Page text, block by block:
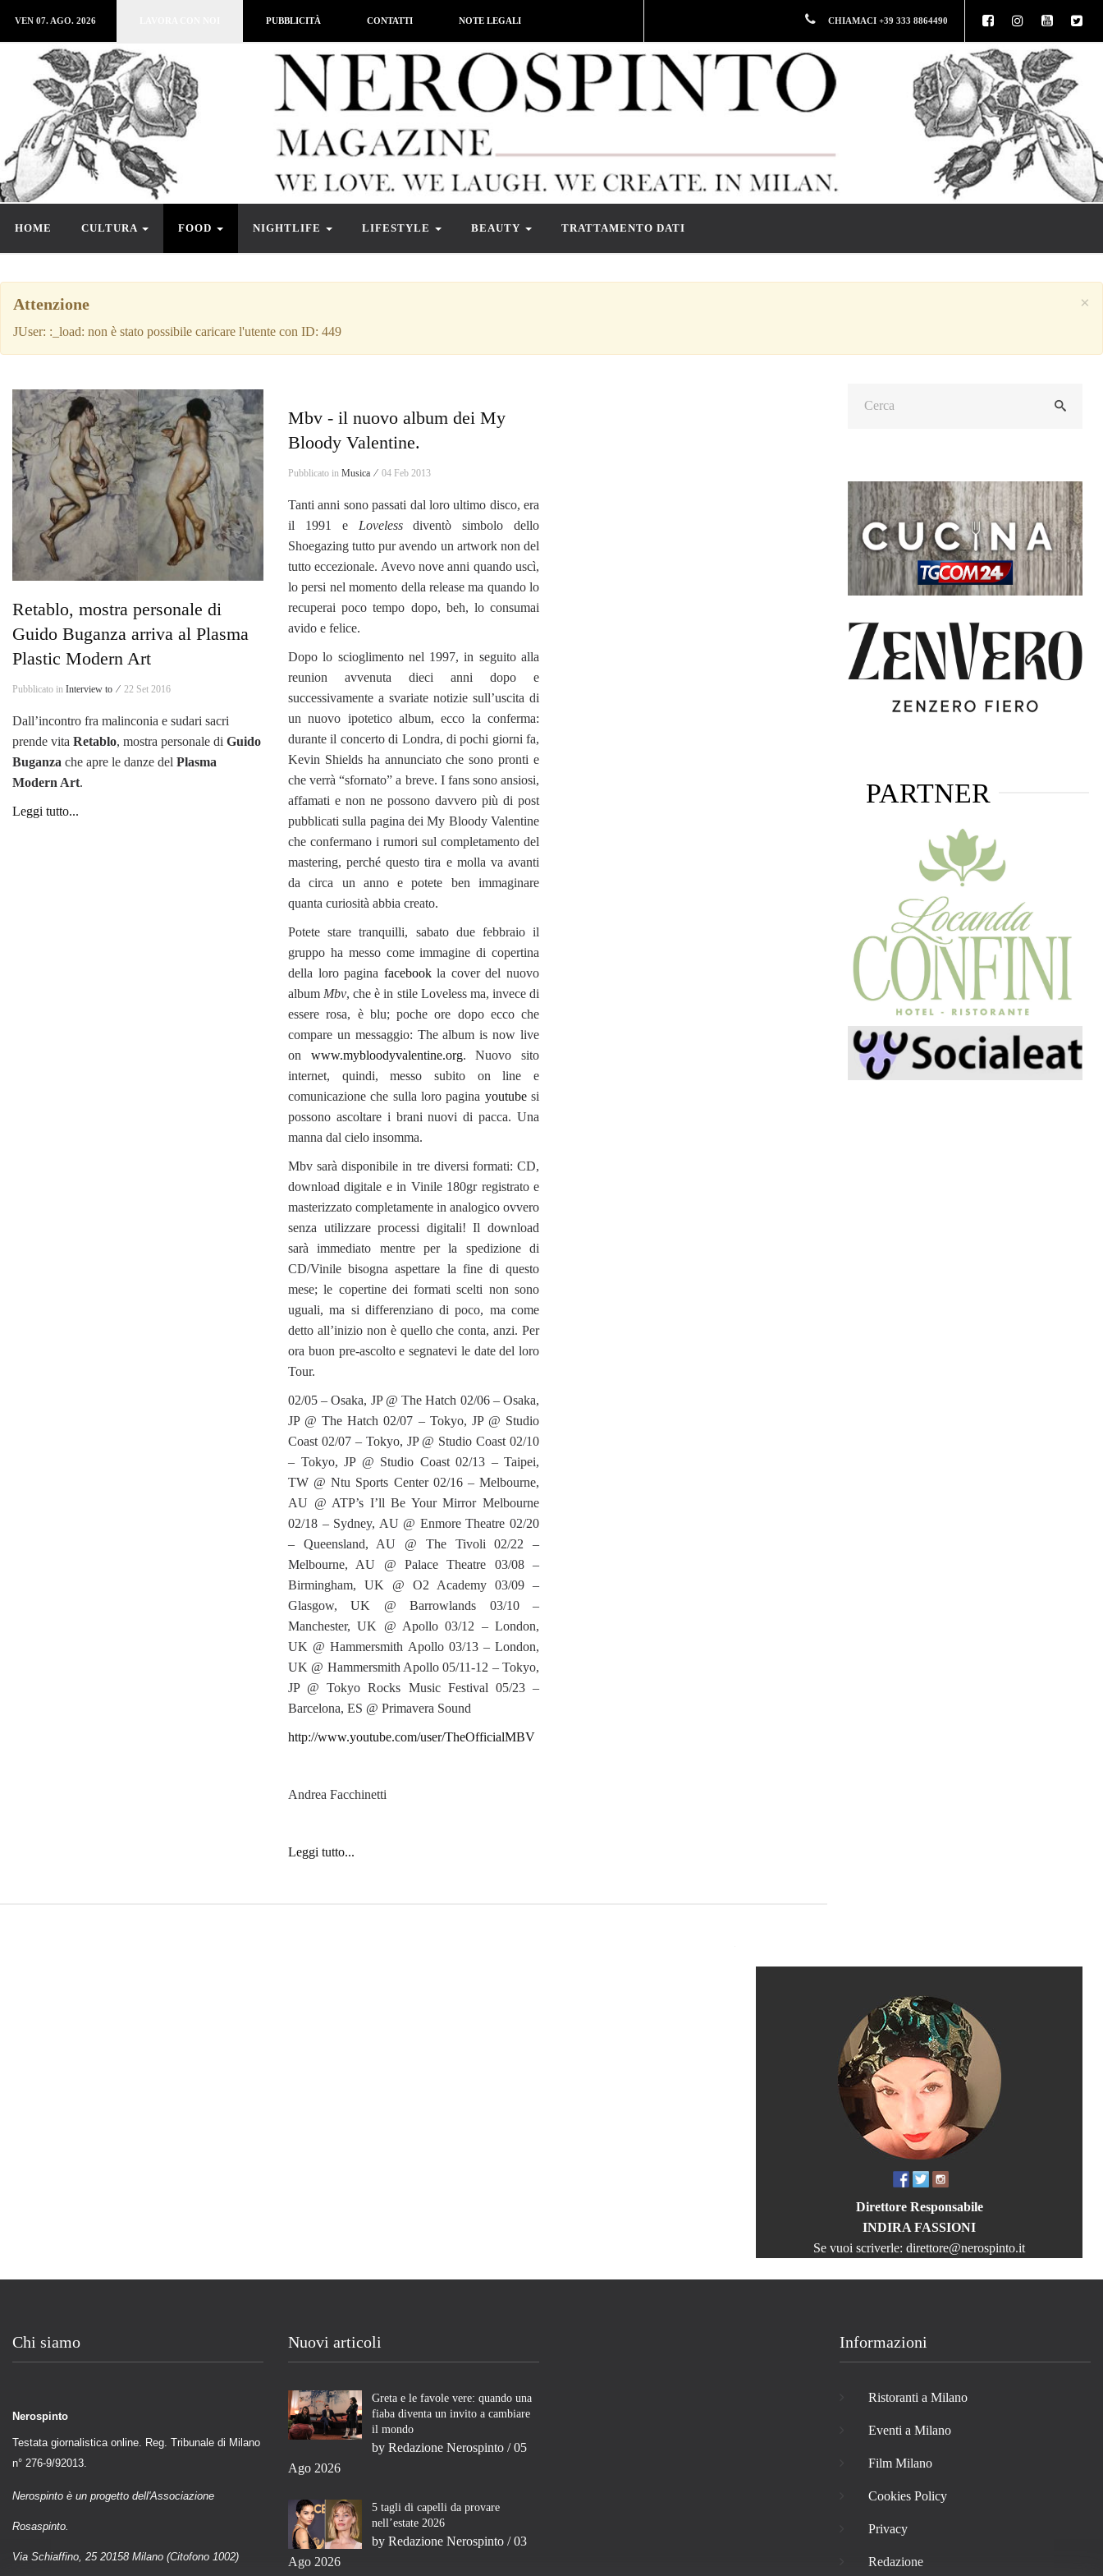
VEN 07. AGO. 2026 PUBBLICITÀ CONTATTI NOTE LEGALI CHIAMACI +39 333 8864490
HOME CULTURA FOOD NIGHTLIFE LIFESTYLE BEAUTY TRATTAMENTO DATI
×
Attenzione
JUser: :_load: non è stato possibile caricare l'utente con ID: 449
Retablo, mostra personale di
Guido Buganza arriva al Plasma
Plastic Modern Art
Pubblicato in Interview to ⁄ 22 Set 2016
Dall’incontro fra malinconia e sudari sacri
prende vita Retablo, mostra personale di Guido
Buganza che apre le danze del Plasma
Modern Art.
Leggi tutto...
Mbv - il nuovo album dei My
Bloody Valentine.
Pubblicato in Musica ⁄ 04 Feb 2013
Tanti anni sono passati dal loro ultimo disco, era
il 1991 e Lovelessdiventò simbolo dello
Shoegazing tutto pur avendo un artwork non del
tutto eccezionale. Avevo nove anni quando uscì,
lo persi nel momento della release ma quando lo
recuperai poco tempo dopo, beh, lo consumai
avido e felice.
Dopo lo scioglimento nel 1997, in seguito alla
reunion avvenuta dieci anni dopo e
successivamente a svariate notizie sull’uscita di
un nuovo ipotetico album, ecco la conferma:
durante il concerto di Londra, di pochi giorni fa,
Kevin Shields ha annunciato che sono pronti e
che verrà “sfornato” a breve. I fans sono ansiosi,
affamati e non ne possono davvero più di post
pubblicati sulla pagina dei My Bloody Valentine
che confermano i rumori sul completamento del
mastering, perché questo tira e molla va avanti
da circa un anno e potete ben immaginare
quanta curiosità abbia creato.
Potete stare tranquilli, sabato due febbraio il
gruppo ha messo come immagine di copertina
della loro pagina facebookla cover del nuovo
album Mbv, che è in stile Loveless ma, invece di
essere rosa, è blu; poche ore dopo ecco che
compare un messaggio: The album is now live
on www.mybloodyvalentine.org. Nuovo sito
internet, quindi, messo subito on line e
comunicazione che sulla loro pagina youtubesi
possono ascoltare i brani nuovi di pacca. Una
manna dal cielo insomma.
Mbv sarà disponibile in tre diversi formati: CD,
download digitale e in Vinile 180gr registrato e
masterizzato completamente in analogico ovvero
senza utilizzare processi digitali! Il download
sarà immediato mentre per la spedizione di
CD/Vinile bisogna aspettare la fine di questo
mese; le copertine dei formati scelti non sono
uguali, ma si differenziano di poco, ma come
detto all’inizio non è quello che conta, anzi. Per
ora buon pre-ascolto e segnatevi le date del loro
Tour.
02/05 – Osaka, JP @ The Hatch 02/06 – Osaka,
JP @ The Hatch 02/07 – Tokyo, JP @ Studio
Coast 02/07 – Tokyo, JP @ Studio Coast 02/10
– Tokyo, JP @ Studio Coast 02/13 – Taipei,
TW @ Ntu Sports Center 02/16 – Melbourne,
AU @ ATP’s I’ll Be Your Mirror Melbourne
02/18 – Sydney, AU @ Enmore Theatre 02/20
– Queensland, AU @ The Tivoli 02/22 –
Melbourne, AU @ Palace Theatre 03/08 –
Birmingham, UK @ O2 Academy 03/09 –
Glasgow, UK @ Barrowlands 03/10 –
Manchester, UK @ Apollo 03/12 – London,
UK @ Hammersmith Apollo 03/13 – London,
UK @ Hammersmith Apollo 05/11-12 – Tokyo,
JP @ Tokyo Rocks Music Festival 05/23 –
Barcelona, ES @ Primavera Sound
http://www.youtube.com/user/TheOfficialMBV
Andrea Facchinetti
Leggi tutto...
PARTNER
Direttore Responsabile
INDIRA FASSIONI
Se vuoi scriverle: direttore@nerospinto.it
Chi siamo
Nerospinto
Testata giornalistica online. Reg. Tribunale di Milano
n° 276-9/92013.
Nerospinto è un progetto dell'Associazione
Rosaspinto.
Via Schiaffino, 25 20158 Milano (Citofono 1002)
Nuovi articoli
Greta e le favole vere: quando una
fiaba diventa un invito a cambiare
il mondo
by Redazione Nerospinto / 05
Ago 2026
5 tagli di capelli da provare
nell’estate 2026
by Redazione Nerospinto / 03
Ago 2026
Informazioni
Ristoranti a Milano
Eventi a Milano
Film Milano
Cookies Policy
Privacy
Redazione